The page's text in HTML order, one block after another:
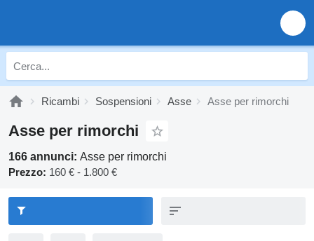
Ricambi Sospensioni Asse Asse per rimorchi
Asse per rimorchi
166 annunci: Asse per rimorchi
Prezzo: 160 € - 1.800 €